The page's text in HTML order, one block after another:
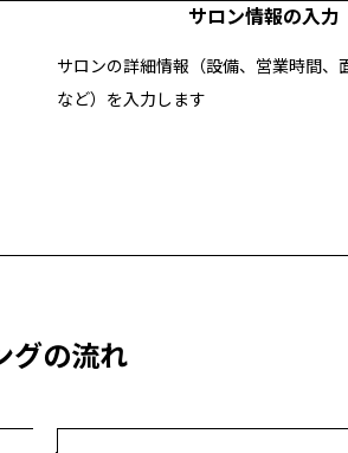
サロン情報の入力
サロンの詳細情報（設備、営業時間、
など）を入力します
グの流れ